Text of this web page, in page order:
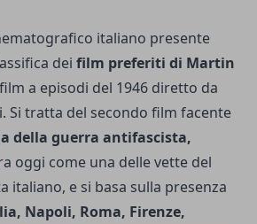
italiano presente
dei film preferiti di Martin
a episodi del 1946 diretto da
Si tratta del secondo film facente
della guerra antifascista,
oggi come una delle vette del
italiano, e si basa sulla presenza
Napoli, Roma, Firenze,